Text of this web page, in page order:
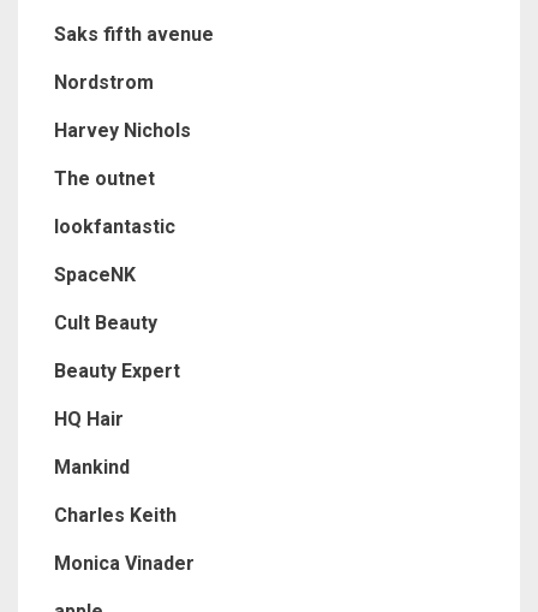
Saks fifth avenue
Nordstrom
Harvey Nichols
The outnet
lookfantastic
SpaceNK
Cult Beauty
Beauty Expert
HQ Hair
Mankind
Charles Keith
Monica Vinader